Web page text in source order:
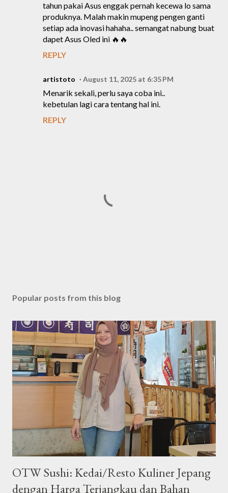
tahun pakai Asus enggak pernah kecewa lo sama
produknya. Malah makin mupeng pengen ganti
setiap ada inovasi hahaha.. semangat nabung buat
dapet Asus Oled ini 🔥🔥
REPLY
artistoto August 11, 2025 at 6:35 PM
Menarik sekali, perlu saya coba ini..
kebetulan lagi cara tentang hal ini.
REPLY
s
C
o
m
m
e
n
Popular posts from this blog
OTW Sushi: Kedai/Resto Kuliner Jepang
dengan Harga Terjangkau dan Bahan